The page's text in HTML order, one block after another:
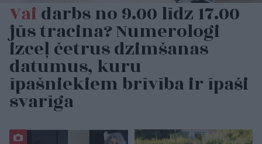
Vaidarbs no 9.00 līdz 17.00
jūs tracina? Numerologi
izceļ četrus dzimšanas
datumus, kuru
īpašniekiem brīvība ir īpaši
svarīga